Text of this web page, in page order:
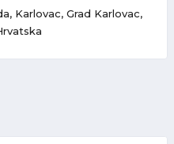
Karlovac, Grad Karlovac,